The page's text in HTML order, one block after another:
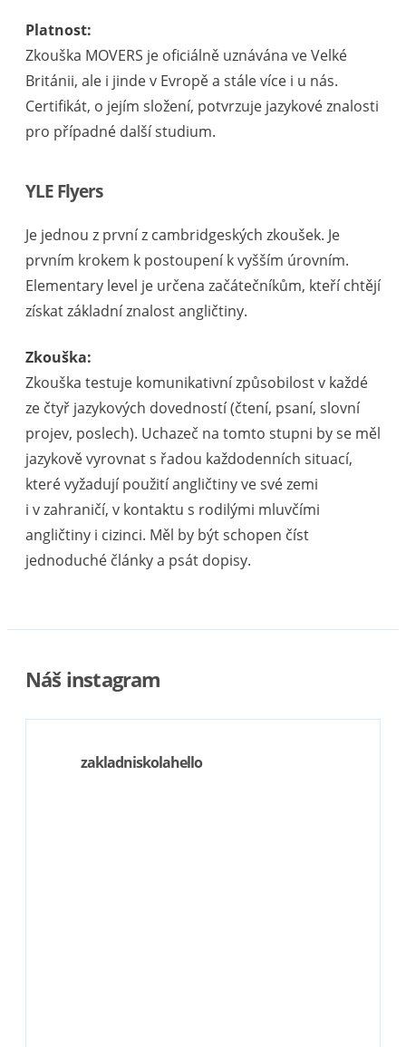
Platnost:
Zkouška MOVERS je oficiálně uznávána ve Velké
Británii, ale i jinde v Evropě a stále více i u nás.
Certifikát, o jejím složení, potvrzuje jazykové znalosti
pro případné další studium.
YLE Flyers
Je jednou z první z cambridgeských zkoušek. Je
prvním krokem k postoupení k vyšším úrovním.
Elementary level je určena začátečníkům, kteří chtějí
získat základní znalost angličtiny.
Zkouška:
Zkouška testuje komunikativní způsobilost v každé
ze čtyř jazykových dovedností (čtení, psaní, slovní
projev, poslech). Uchazeč na tomto stupni by se měl
jazykově vyrovnat s řadou každodenních situací,
které vyžadují použití angličtiny ve své zemi
i v zahraničí, v kontaktu s rodilými mluvčími
angličtiny i cizinci. Měl by být schopen číst
jednoduché články a psát dopisy.
Náš instagram
zakladniskolahello